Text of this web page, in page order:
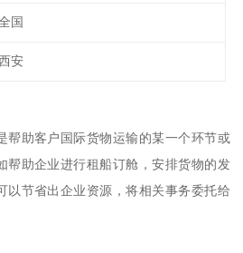
国
安
帮助客户国际货物运输的某一个环节或
帮助企业进行租船订舱，安排货物的发
以节省出企业资源，将相关事务委托给